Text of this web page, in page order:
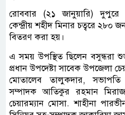
রোববার (২১ জানুয়ারি)
কেন্দ্রীয় শহীদ মিনার চত্বরে ২৮০
বিতরণ করা হয়।
এ সময় উপস্থিত ছিলেন বসুন্ধরা
প্রধান উপদেষ্টা সাবেক উপজেলা
মোতালেব তালুকদার, সভাপতি
সম্পাদক আতিকুর রহমান
চেয়ারম্যান মোসা. শাহীনা